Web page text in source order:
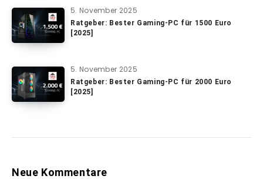
5. November 2025
Ratgeber: Bester Gaming-PC für 1500 Euro
[2025]
5. November 2025
Ratgeber: Bester Gaming-PC für 2000 Euro
[2025]
Neue Kommentare